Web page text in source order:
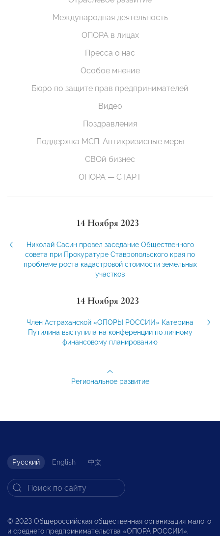
Международная деятельность
ОПОРА в лицах
Пресса о нас
Особое мнение
Бюро по защите прав предпринимателей
Видео
Поздравления
Поддержка МСП. Антикризисные меры
СВОй бизнес
ОПОРА — СТАРТ
14 Ноября 2023
Николай Сасин провел заседание Общественного
совета при Прокуратуре Ставропольского края по
проблеме роста кадастровой стоимости земельных
участков
14 Ноября 2023
Член Астраханской «ОПОРЫ РОССИИ» Катерина
Путилина выступила на конференции по личному
финансовому планированию
Региональное развитие
Русский English 中文
© 2023 Общероссийская общественная организация малого
и среднего предпринимательства «ОПОРА РОССИИ».